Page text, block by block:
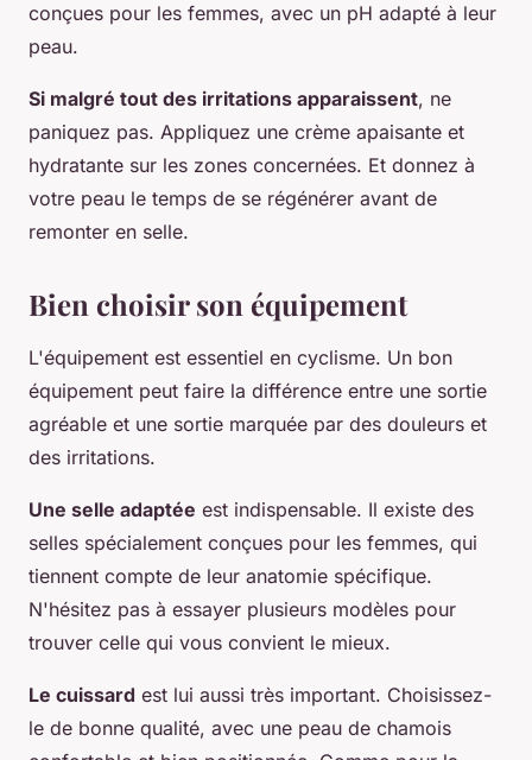
conçues pour les femmes, avec un pH adapté à leur
peau.
Si malgré tout des irritations apparaissent, ne
paniquez pas. Appliquez une crème apaisante et
hydratante sur les zones concernées. Et donnez à
votre peau le temps de se régénérer avant de
remonter en selle.
Bien choisir son équipement
L'équipement est essentiel en cyclisme. Un bon
équipement peut faire la différence entre une sortie
agréable et une sortie marquée par des douleurs et
des irritations.
Une selle adaptée est indispensable. Il existe des
selles spécialement conçues pour les femmes, qui
tiennent compte de leur anatomie spécifique.
N'hésitez pas à essayer plusieurs modèles pour
trouver celle qui vous convient le mieux.
Le cuissard est lui aussi très important. Choisissez-
le de bonne qualité, avec une peau de chamois